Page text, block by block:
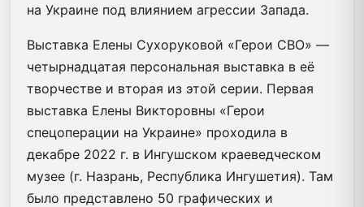
на Украине под влиянием агрессии Запада.
Выставка Елены Сухоруковой «Герои СВО» —
четырнадцатая персональная выставка в её
творчестве и вторая из этой серии. Первая
выставка Елены Викторовны «Герои
спецоперации на Украине» проходила в
декабре 2022 г. в Ингушском краеведческом
музее (г. Назрань, Республика Ингушетия). Там
было представлено 50 графических и